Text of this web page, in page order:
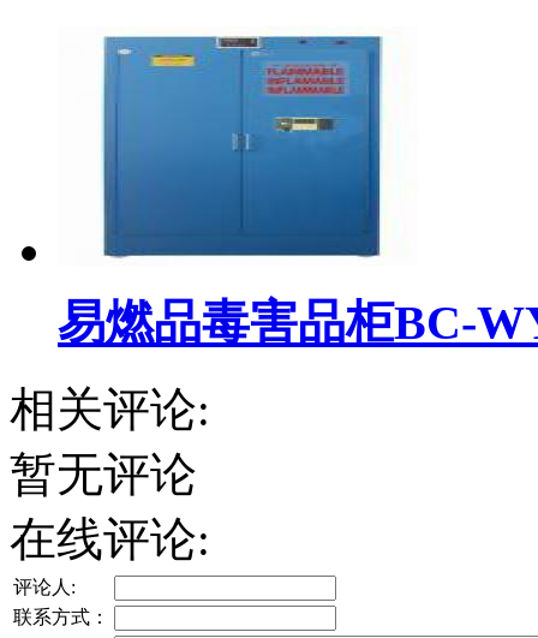
易燃品毒害品柜BC-
相关评论:
暂无评论
在线评论:
评论人:
联系方式：